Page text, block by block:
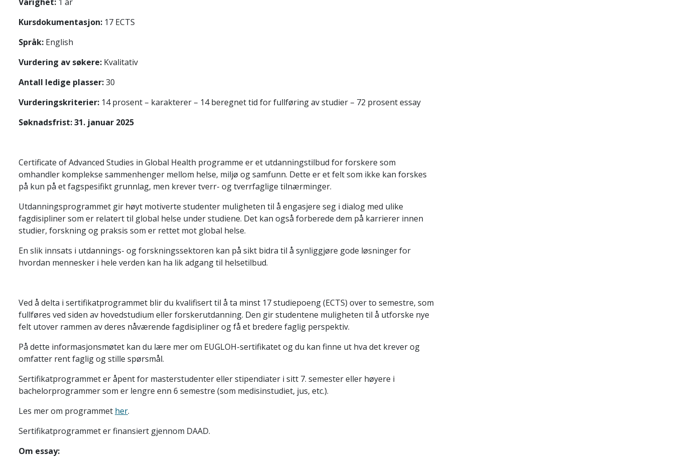
Kursdokumentasjon: 17 ECTS
Språk: English
Vurdering av søkere: Kvalitativ
Antall ledige plasser:30
Vurderingskriterier: 14 prosent – karakterer – 14 beregnet tid for fullføring av studier – 72 prosent essay
Søknadsfrist: 31. januar 2025
Certificate of Advanced Studies in Global Health programme er et utdanningstilbud for forskere som
omhandler komplekse sammenhenger mellom helse, miljø og samfunn. Dette er et felt som ikke kan forskes
på kun på et fagspesifikt grunnlag, men krever tverr- og tverrfaglige tilnærminger.
Utdanningsprogrammet gir høyt motiverte studenter muligheten til å engasjere seg i dialog med ulike
fagdisipliner som er relatert til global helse under studiene. Det kan også forberede dem på karrierer innen
studier, forskning og praksis som er rettet mot global helse.
En slik innsats i utdannings- og forskningssektoren kan på sikt bidra til å synliggjøre gode løsninger for
hvordan mennesker i hele verden kan ha lik adgang til helsetilbud.
Ved å delta i sertifikatprogrammet blir du kvalifisert til å ta minst 17 studiepoeng (ECTS) over to semestre, som
fullføres ved siden av hovedstudium eller forskerutdanning. Den gir studentene muligheten til å utforske nye
felt utover rammen av deres nåværende fagdisipliner og få et bredere faglig perspektiv.
På dette informasjonsmøtet kan du lære mer om EUGLOH-sertifikatet og du kan finne ut hva det krever og
omfatter rent faglig og stille spørsmål.
Sertifikatprogrammet er åpent for masterstudenter eller stipendiater i sitt 7. semester eller høyere i
bachelorprogrammer som er lengre enn 6 semestre (som medisinstudiet, jus, etc.).
Les mer om programmet her.
Sertifikatprogrammet er finansiert gjennom DAAD.
Om essay: